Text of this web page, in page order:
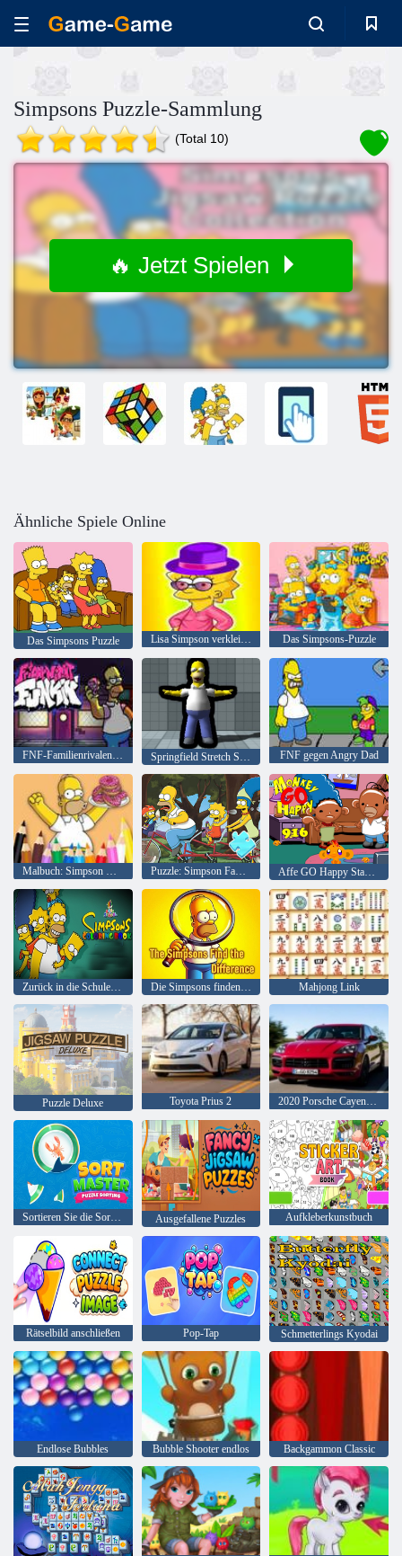
Simpsons Puzzle-Sammlung
(Total 10)
🔥 Jetzt Spielen
Ähnliche Spiele Online
Das Simpsons Puzzle Lisa Simpson verkleidet Das Simpsons-Puzzle
FNF-Familienrivalen: Simpsons gegen Peppa Pig FNF gegen Angry Dad
Malbuch: Simpson Donut Puzzle: Simpson Family Riding Affe GO Happy Stage 916
Zurück in die Schule Simpsons Malbuchbuch Die Simpsons finden den Unterschied Mahjong Link
Puzzle Deluxe Toyota Prius 2 2020 Porsche Cayenne GTS
Sortieren Sie die Sortierung des Master-Puzzles Ausgefallene Puzzles Aufkleberkunstbuch
Rätselbild anschließen Pop-Tap Schmetterlings Kyodai
Endlose Bubbles Bubble Shooter endlos Backgammon Classic